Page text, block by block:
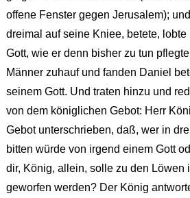
offene Fenster gegen Jerusalem);
dreimal auf seine Kniee, betete,
Gott, wie er denn bisher zu tun
Männer zuhauf und fanden Daniel
seinem Gott. Und traten hinzu und
von dem königlichen Gebot: Herr
Gebot unterschrieben, daß, wer in
bitten würde von irgend einem Gott
dir, König, allein, solle zu den Löwen
geworfen werden? Der König